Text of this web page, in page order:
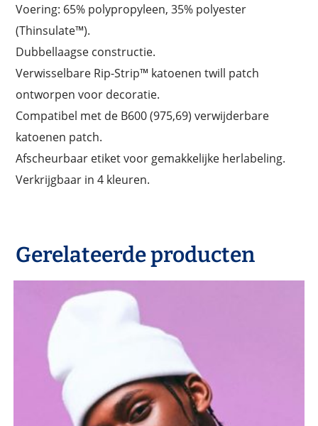
Voering: 65% polypropyleen, 35% polyester
(Thinsulate™).
Dubbellaagse constructie.
Verwisselbare Rip-Strip™ katoenen twill patch
ontworpen voor decoratie.
Compatibel met de B600 (975,69) verwijderbare
katoenen patch.
Afscheurbaar etiket voor gemakkelijke herlabeling.
Verkrijgbaar in 4 kleuren.
Gerelateerde producten